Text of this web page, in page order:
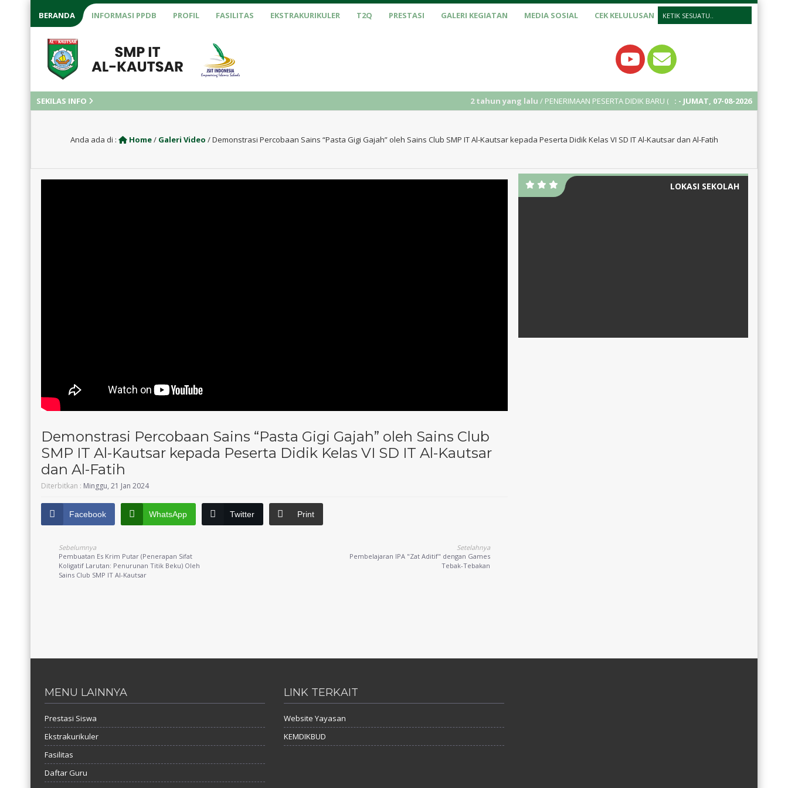
BERANDA INFORMASI PPDB PROFIL FASILITAS EKSTRAKURIKULER T2Q PRESTASI GALERI KEGIATAN MEDIA SOSIAL CEK KELULUSAN
SEKILAS INFO : - JUMAT, 07-08-2026
2 tahun yang lalu/ PENERIMAAN PESERTA DIDIK BARU (PPDB) TAHUN AJARAN 2025/2026
Anda ada di : Home/ Galeri Video /Demonstrasi Percobaan Sains “Pasta Gigi Gajah” oleh Sains Club SMP IT Al-Kautsar kepada Peserta Didik Kelas VI SD IT Al-Kautsar dan Al-Fatih
Demonstrasi Percobaan Sains “Pasta Gigi Gajah” oleh Sains Club
SMP IT Al-Kautsar kepada Peserta Didik Kelas VI SD IT Al-Kautsar
dan Al-Fatih
Diterbitkan : Minggu, 21 Jan 2024
Facebook WhatsApp Twitter Print
Sebelumnya
Pembuatan Es Krim Putar (Penerapan Sifat
Koligatif Larutan: Penurunan Titik Beku) Oleh
Sains Club SMP IT Al-Kautsar
Setelahnya
Pembelajaran IPA "Zat Aditif" dengan Games
Tebak-Tebakan
LOKASI SEKOLAH
MENU LAINNYA
Prestasi Siswa
Ekstrakurikuler
Fasilitas
Daftar Guru
LINK TERKAIT
Website Yayasan
KEMDIKBUD